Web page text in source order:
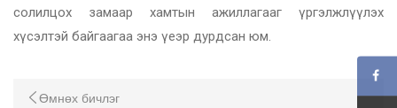
солилцох замаар хамтын ажиллагааг үргэлжлүүлэх
хүсэлтэй байгаагаа энэ үеэр дурдсан юм.
Өмнөх бичлэг